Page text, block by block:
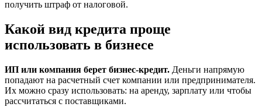
получить штраф от налоговой.
Какой вид кредита проще
использовать в бизнесе
ИП или компания берет бизнес-кредит. Деньги напрямую
попадают на расчетный счет компании или предпринимателя.
Их можно сразу использовать: на аренду, зарплату или чтобы
рассчитаться с поставщиками.